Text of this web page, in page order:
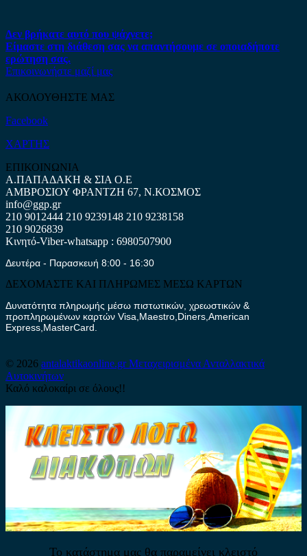
Δεν βρήκατε αυτό που ψάχνετε;
Είμαστε στη διάθεση σας να απαντήσουμε σε οποιαδήποτε
ερώτηση σας.
Επικοινωνήστε μαζί μας
ΑΚΟΛΟΥΘΗΣΤΕ ΜΑΣ
Facebook
ΧΑΡΤΗΣ
ΕΠΙΚΟΙΝΩΝΙΑ
Α.ΠΑΠΑΔΑΚΗ & ΣΙΑ Ο.Ε
ΑΜΒΡΟΣΙΟΥ ΦΡΑΝΤΖΗ 67, Ν.ΚΟΣΜΟΣ
info@ggp.gr
210 9012444 210 9239148 210 9238158
210 9026839
Κινητό-Viber-whatsapp : 6980507900
Δευτέρα - Παρασκευή 8:00 - 16:30
ΔΕΧΟΜΑΣΤΕ ΚΑΙ ΠΛΗΡΩΜΕΣ ΜΕΣΩ ΚΑΡΤΩΝ
Δυνατότητα πληρωμής μέσω πιστωτικών, χρεωστικών &
προπληρωμένων καρτών Visa,Maestro,Diners,American
Express,MasterCard.
© 2026 antalaktikaonline.grΜεταχειρισμένα Ανταλλακτικά
Αυτοκινήτων
Καλό καλοκαίρι σε όλους!!
Το κατάστημα μας θα παραμείνει κλειστό